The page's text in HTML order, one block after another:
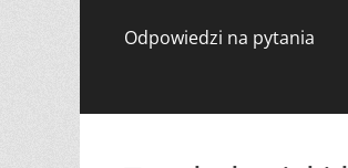
zawartości
Odpowiedzi na pytania